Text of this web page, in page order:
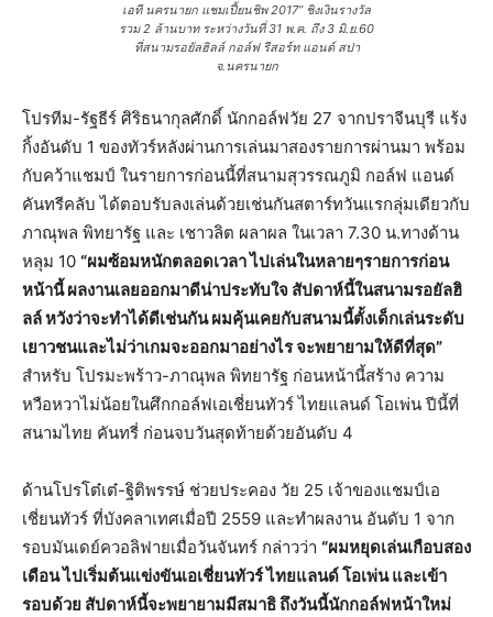
เอที นครนายก แชมเปี้ยนชิพ 2017” ชิงเงินรางวัล
รวม 2 ล้านบาท ระหว่างวันที่ 31 พ.ค. ถึง 3 มิ.ย.60
ที่สนามรอยัลฮิลล์ กอล์ฟ รีสอร์ท แอนด์ สปา
จ.นครนายก
โปรทีม-รัฐธีร์ ศิริธนากุลศักดิ์ นักกอล์ฟวัย 27 จากปราจีนบุรี แร้ง
กิ้งอันดับ 1 ของทัวร์หลังผ่านการเล่นมาสองรายการผ่านมา พร้อม
กับคว้าแชมป์ ในรายการก่อนนี้ที่สนามสุวรรณภูมิ กอล์ฟ แอนด์
คันทรีคลับ ได้ตอบรับลงเล่นด้วยเช่นกันสตาร์ทวันแรกลุ่มเดียวกับ
ภาณุพล พิทยารัฐ และ เชาวลิต ผลาผล ในเวลา 7.30 น.ทางด้าน
หลุม 10 “ผมซ้อมหนักตลอดเวลา ไปเล่นในหลายๆรายการก่อน
หน้านี้ ผลงานเลยออกมาดีน่าประทับใจ สัปดาห์นี้ในสนามรอยัลฮิ
ลล์ หวังว่าจะทำได้ดีเช่นกัน ผมคุ้นเคยกับสนามนี้ตั้งเด็กเล่นระดับ
เยาวชนและไม่ว่าเกมจะออกมาอย่างไร จะพยายามให้ดีที่สุด”
สำหรับ โปรมะพร้าว-ภาณุพล พิทยารัฐ ก่อนหน้านี้สร้าง ความ
หวือหวาไม่น้อยในศึกกอล์ฟเอเชี่ยนทัวร์ ไทยแลนด์ โอเพ่น ปีนี้ที่
สนามไทย คันทรี่ ก่อนจบวันสุดท้ายด้วยอันดับ 4
ด้านโปรโต๋เต๋-ฐิติพรรษ์ ช่วยประคอง วัย 25 เจ้าของแชมป์เอ
เชี่ยนทัวร์ ที่บังคลาเทศเมื่อปี 2559 และทำผลงาน อันดับ 1 จาก
รอบมันเดย์ควอลิฟายเมื่อวันจันทร์ กล่าวว่า “ผมหยุดเล่นเกือบสอง
เดือน ไปเริ่มต้นแข่งขันเอเชี่ยนทัวร์ ไทยแลนด์ โอเพ่น และเข้า
รอบด้วย สัปดาห์นี้จะพยายามมีสมาธิ ถึงวันนี้นักกอล์ฟหน้าใหม่